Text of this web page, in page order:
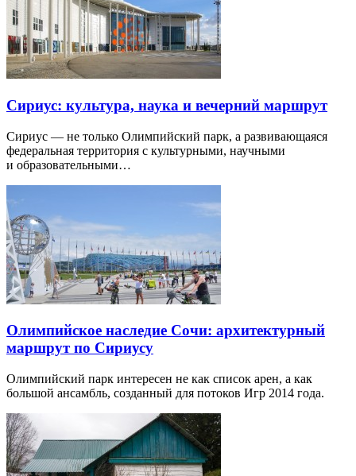
Сириус: культура, наука и вечерний маршрут
Сириус — не только Олимпийский парк, а развивающаяся
федеральная территория с культурными, научными
и образовательными…
Олимпийское наследие Сочи: архитектурный
маршрут по Сириусу
Олимпийский парк интересен не как список арен, а как
большой ансамбль, созданный для потоков Игр 2014 года.